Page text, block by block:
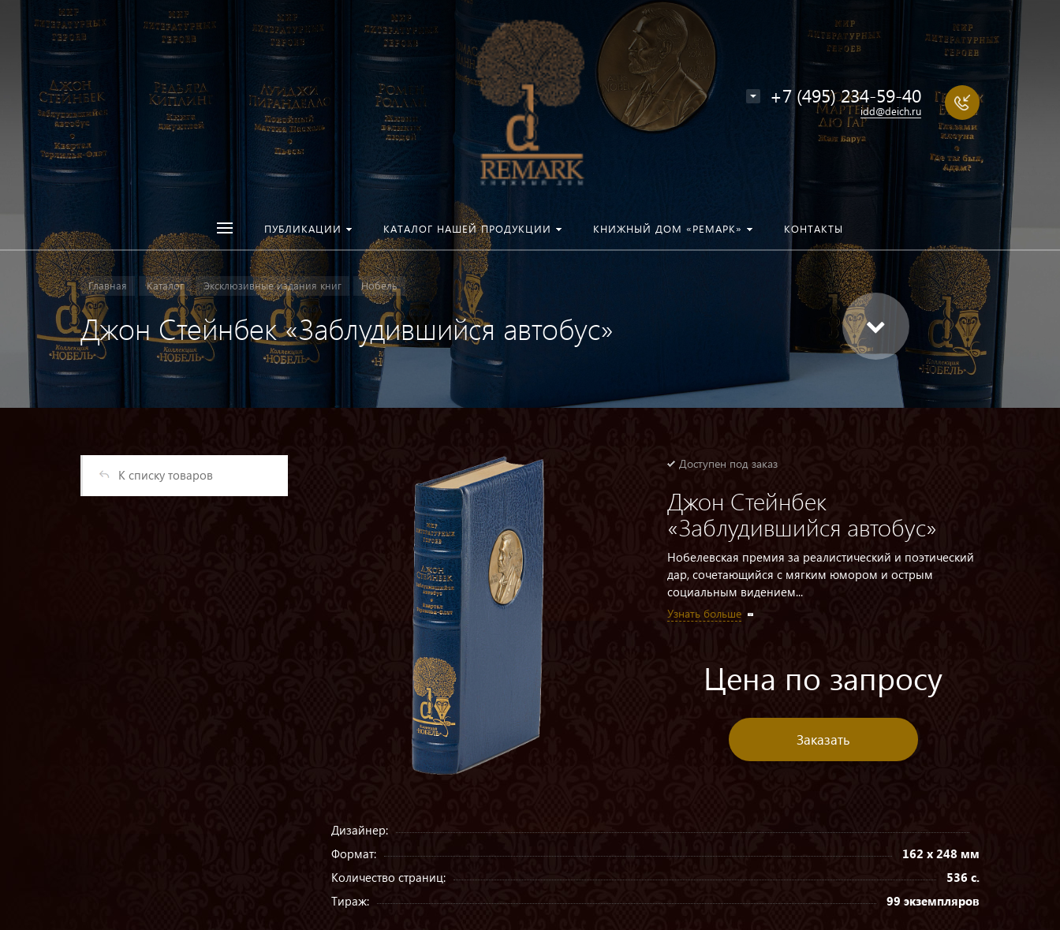
+7 (495) 234-59-40
idd@deich.ru
ПУБЛИКАЦИИ КАТАЛОГ НАШЕЙ ПРОДУКЦИИ КНИЖНЫЙ ДОМ «РЕМАРК» КОНТАКТЫ
Главная Каталог Эксклюзивные издания книг Нобель
Джон Стейнбек «Заблудившийся автобус»
К списку товаров
Доступен под заказ
Джон Стейнбек
«Заблудившийся автобус»
Нобелевская премия за реалистический и поэтический
дар, сочетающийся с мягким юмором и острым
социальным видением...
Узнать больше
Цена по запросу
Заказать
Дизайнер:
Формат:
162 х 248 мм
Количество страниц:
536 с.
Тираж:
99 экземпляров